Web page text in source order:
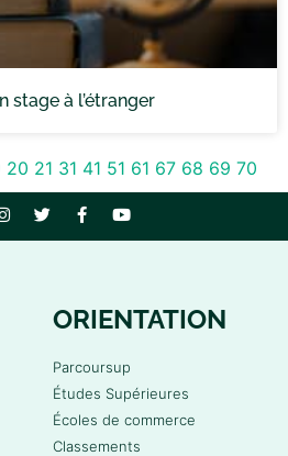
stage à l’étranger
20 21 31 41 51 61 67 68 69 70
ORIENTATION
Parcoursup
Études Supérieures
Écoles de commerce
Classements